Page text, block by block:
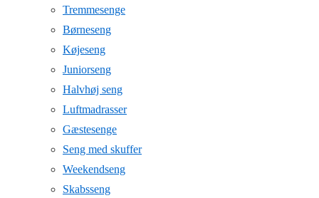
Tremmesenge
Børneseng
Køjeseng
Juniorseng
Halvhøj seng
Luftmadrasser
Gæstesenge
Seng med skuffer
Weekendseng
Skabsseng